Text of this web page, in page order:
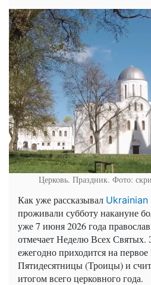
Церковь. Праздник. Фото:
Как уже рассказывал Ukrainian
проживали субботу накануне
уже 7 июня 2026 года
отмечает Неделю Всех Святых.
ежегодно приходится на первое
Пятидесятницы (Троицы) и
итогом всего церковного года.